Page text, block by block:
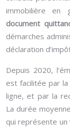
immobilière en
document
démarches
déclaration
Depuis 2020,
est facilitée par
ligne, et par la
La durée
qui représente